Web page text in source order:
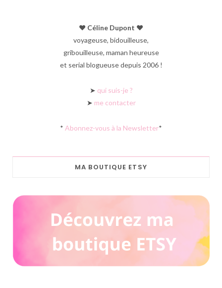
♥︎ Céline Dupont ♥︎
voyageuse, bidouilleuse,
gribouilleuse, maman heureuse
et serial blogueuse depuis 2006 !
➤ qui suis-je ?
➤ me contacter
* Abonnez-vous à la Newsletter*
MA BOUTIQUE ETSY